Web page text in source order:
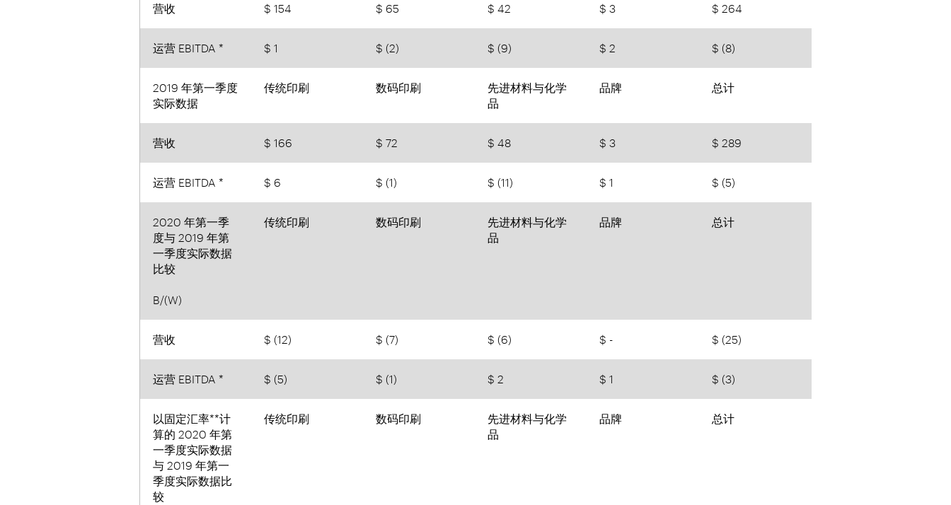
营收 $ 154 $ 65 $ 42 $ 3 $ 264
运营 EBITDA * $ 1 $ (2) $ (9) $ 2 $ (8)
2019 年第一季度
实际数据
传统印刷 数码印刷
先进材料与化学
品
品牌 总计
营收 $ 166 $ 72 $ 48 $ 3 $ 289
运营 EBITDA * $ 6 $ (1) $ (11) $ 1 $ (5)
2020 年第一季
度与 2019 年第
一季度实际数据
比较
B/(W)
传统印刷 数码印刷
先进材料与化学
品
品牌 总计
营收 $ (12) $ (7) $ (6) $ - $ (25)
运营 EBITDA * $ (5) $ (1) $ 2 $ 1 $ (3)
以固定汇率**计
算的 2020 年第
一季度实际数据
与 2019 年第一
季度实际数据比
较
传统印刷 数码印刷
先进材料与化学
品
品牌 总计